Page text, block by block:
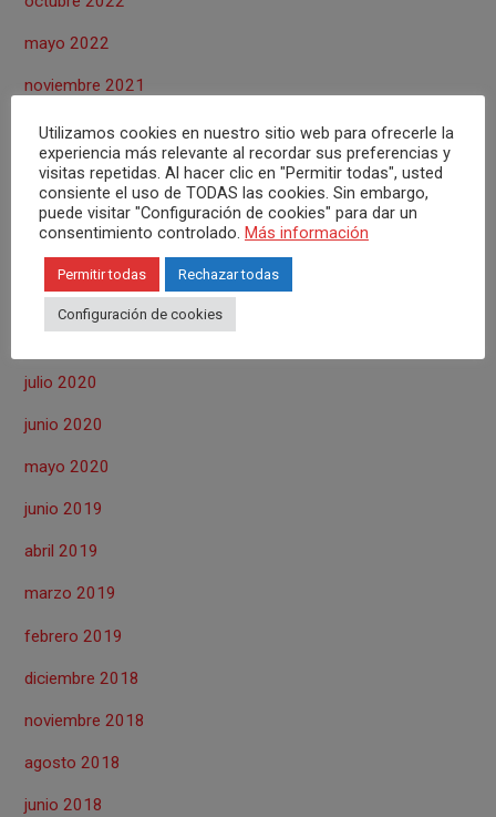
mayo 2022
noviembre 2021
octubre 2021
abril 2021
marzo 2021
octubre 2020
septiembre 2020
julio 2020
junio 2020
mayo 2020
junio 2019
abril 2019
marzo 2019
febrero 2019
diciembre 2018
noviembre 2018
agosto 2018
junio 2018
Utilizamos cookies en nuestro sitio web para ofrecerle la
experiencia más relevante al recordar sus preferencias y
visitas repetidas. Al hacer clic en "Permitir todas", usted
consiente el uso de TODAS las cookies. Sin embargo,
puede visitar "Configuración de cookies" para dar un
consentimiento controlado. Más información
Permitir todas Rechazar todas
Configuración de cookies